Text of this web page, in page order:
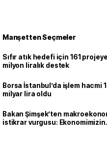
Manşetten Seçmeler
Sıfır atık hedefi için 161
milyon liralık destek
Borsa İstanbul’da işlem hacmi
milyar lira oldu
Bakan Şimşek’ten
istikrar vurgusu: Ekonomimizin